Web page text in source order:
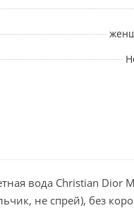
вода Christian
не спрей), без